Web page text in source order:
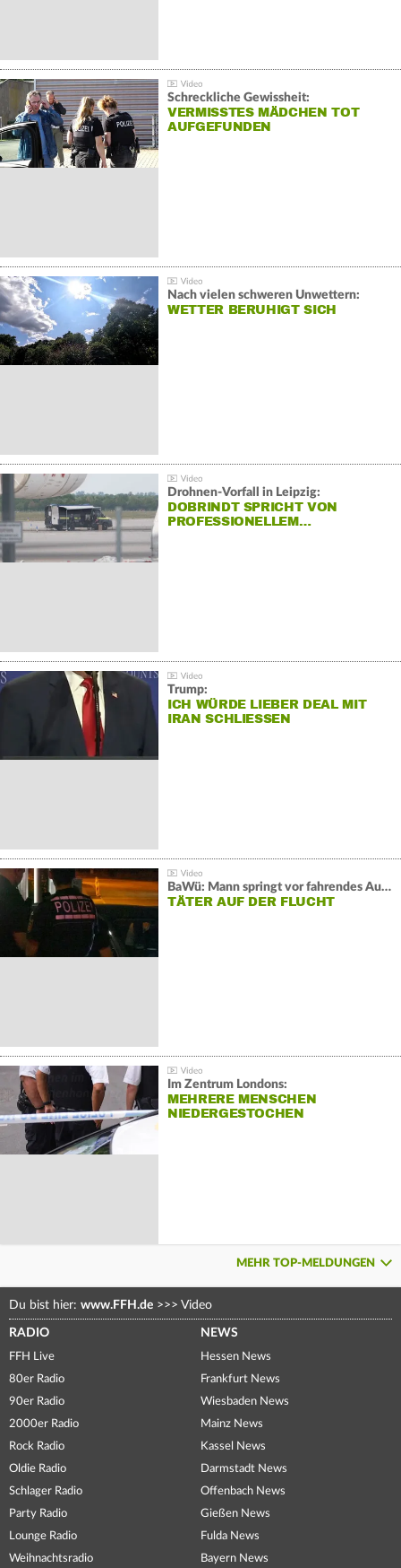
Schreckliche Gewissheit:
VERMISSTES MÄDCHEN TOT
AUFGEFUNDEN
Nach vielen schweren Unwettern:
WETTER BERUHIGT SICH
Drohnen-Vorfall in Leipzig:
DOBRINDT SPRICHT VON
PROFESSIONELLEM…
Trump:
ICH WÜRDE LIEBER DEAL MIT
IRAN SCHLIESSEN
BaWü: Mann springt vor fahrendes Auto und schießt
TÄTER AUF DER FLUCHT
Im Zentrum Londons:
MEHRERE MENSCHEN
NIEDERGESTOCHEN
MEHR TOP-MELDUNGEN
Du bist hier: www.FFH.de >>> Video
RADIO
FFH Live
80er Radio
90er Radio
2000er Radio
Rock Radio
Oldie Radio
Schlager Radio
Party Radio
Lounge Radio
Weihnachtsradio
NEWS
Hessen News
Frankfurt News
Wiesbaden News
Mainz News
Kassel News
Darmstadt News
Offenbach News
Gießen News
Fulda News
Bayern News